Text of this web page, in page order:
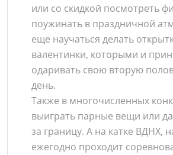
или со скидкой посмотреть
поужинать в праздничной
еще научаться делать
валентинки, которыми и
одаривать свою вторую
день.
Также в многочисленных
выиграть парные вещи или
за границу. А на катке ВДНХ,
ежегодно проходит